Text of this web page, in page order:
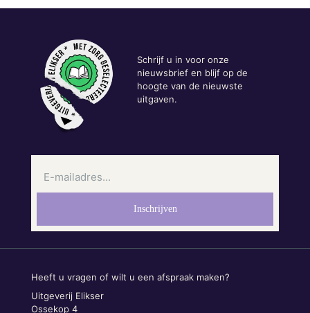
Schrijf u in voor onze
nieuwsbrief en blijf op de
hoogte van de nieuwste
uitgaven.
Heeft u vragen of wilt u een afspraak maken?
Uitgeverij Elikser
Ossekop 4